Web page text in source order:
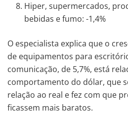
Hiper, supermercados,
bebidas e fumo: -1,4%
O especialista explica que o
de equipamentos para
comunicação, de 5,7%, está
comportamento do dólar, que
relação ao real e fez com que
ficassem mais baratos.